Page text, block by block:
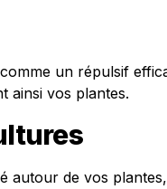
un répulsif
ainsi vos plantes.
autour de vos